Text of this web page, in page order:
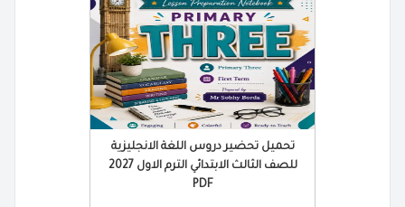
تحميل تحضير دروس اللغة الانجليزية
للصف الثالث الابتدائي الترم الاول 2027
PDF